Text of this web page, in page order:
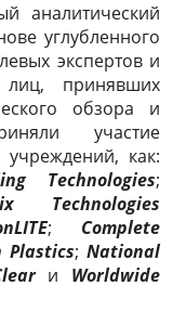
аналитический
углубленного
экспертов и
принявших
обзора и
участие
как:
Technologies;
Technologies
; Complete
Plastics; National
и Worldwide